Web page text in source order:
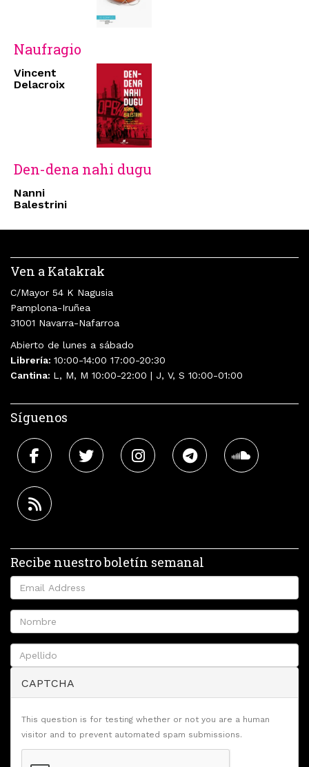
Naufragio
Vincent
Delacroix
Den-dena nahi dugu
Nanni
Balestrini
Ven a Katakrak
C/Mayor 54 K Nagusia
Pamplona-Iruñea
31001 Navarra-Nafarroa
Abierto de lunes a sábado
Librería: 10:00-14:00 17:00-20:30
Cantina: L, M, M 10:00-22:00 | J, V, S 10:00-01:00
Síguenos
Recibe nuestro boletín semanal
CAPTCHA
This question is for testing whether or not you are a human
visitor and to prevent automated spam submissions.